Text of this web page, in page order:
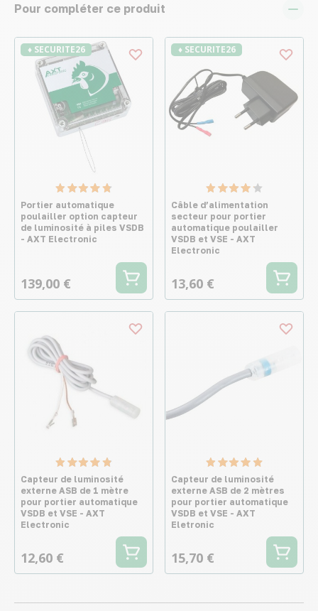
Pour compléter ce produit
♦ SECURITE26
Portier automatique
poulailler option capteur
de luminosité à piles VSDB
- AXT Electronic
139,00 €
♦ SECURITE26
Câble d’alimentation
secteur pour portier
automatique poulailler
VSDB et VSE - AXT
Electronic
13,60 €
Capteur de luminosité
externe ASB de 1 mètre
pour portier automatique
VSDB et VSE - AXT
Electronic
12,60 €
Capteur de luminosité
externe ASB de 2 mètres
pour portier automatique
VSDB et VSE - AXT
Eletronic
15,70 €